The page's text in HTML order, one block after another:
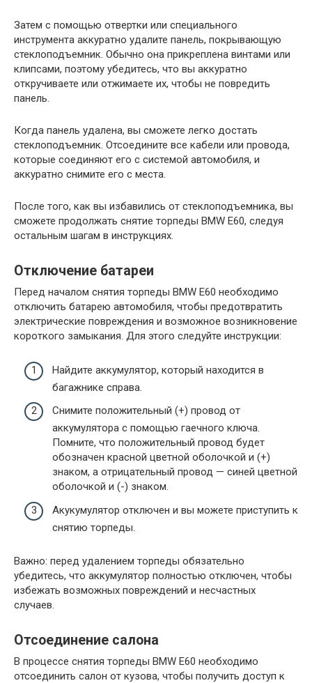
Затем с помощью отвертки или специального
инструмента аккуратно удалите панель, покрывающую
стеклоподъемник. Обычно она прикреплена винтами или
клипсами, поэтому убедитесь, что вы аккуратно
откручиваете или отжимаете их, чтобы не повредить
панель.
Когда панель удалена, вы сможете легко достать
стеклоподъемник. Отсоедините все кабели или провода,
которые соединяют его с системой автомобиля, и
аккуратно снимите его с места.
После того, как вы избавились от стеклоподъемника, вы
сможете продолжать снятие торпеды BMW E60, следуя
остальным шагам в инструкциях.
Отключение батареи
Перед началом снятия торпеды BMW E60 необходимо
отключить батарею автомобиля, чтобы предотвратить
электрические повреждения и возможное возникновение
короткого замыкания. Для этого следуйте инструкции:
Найдите аккумулятор, который находится в
багажнике справа.
Снимите положительный (+) провод от
аккумулятора с помощью гаечного ключа.
Помните, что положительный провод будет
обозначен красной цветной оболочкой и (+)
знаком, а отрицательный провод — синей цветной
оболочкой и (-) знаком.
Акукумулятор отключен и вы можете приступить к
снятию торпеды.
Важно: перед удалением торпеды обязательно
убедитесь, что аккумулятор полностью отключен, чтобы
избежать возможных повреждений и несчастных
случаев.
Отсоединение салона
В процессе снятия торпеды BMW E60 необходимо
отсоединить салон от кузова, чтобы получить доступ к